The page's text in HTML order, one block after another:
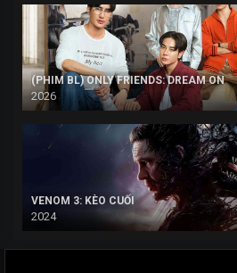
(PHIM BL) ONLY FRIENDS: DREAM ON
2026
VENOM 3: KÈO CUỐI
2024